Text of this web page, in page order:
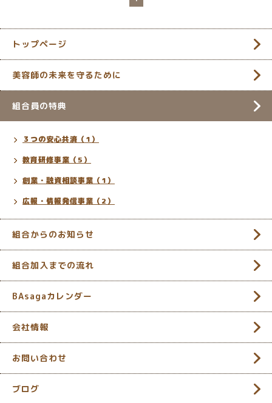
トップページ
美容師の未来を守るために
組合員の特典
３つの安心共済（1）
教育研修事業（5）
創業・融資相談事業（1）
広報・情報発信事業（2）
組合からのお知らせ
組合加入までの流れ
BAsagaカレンダー
会社情報
お問い合わせ
ブログ